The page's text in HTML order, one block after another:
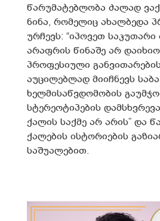
წარუმატებლობა ძალად
ნინა, რომელიც ახალბედა
ურჩევს: “იპოვეთ
არაფრის წინაშე არ
პროფესიული
აუცილებლად მიიჩნევს
ხელმისაწვდომობის
სტერეოტიპების
ქალის საქმე არ არის” და
ქალების ისტორიების
საშუალებით.